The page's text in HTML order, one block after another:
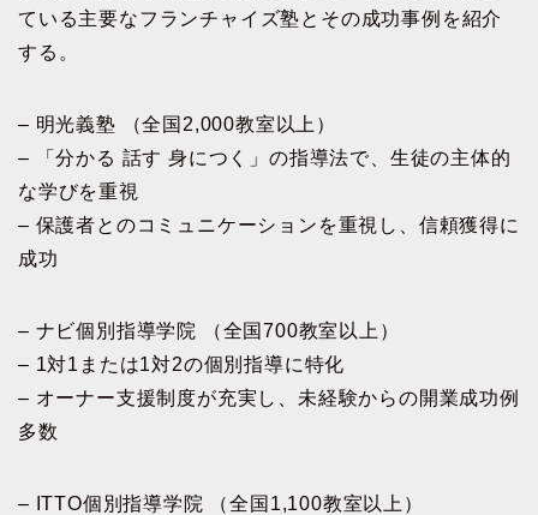
ている主要なフランチャイズ塾とその成功事例を紹介
する。
– 明光義塾 （全国2,000教室以上）
– 「分かる 話す 身につく」の指導法で、生徒の主体的
な学びを重視
– 保護者とのコミュニケーションを重視し、信頼獲得に
成功
– ナビ個別指導学院 （全国700教室以上）
– 1対1または1対2の個別指導に特化
– オーナー支援制度が充実し、未経験からの開業成功例
多数
– ITTO個別指導学院 （全国1,100教室以上）